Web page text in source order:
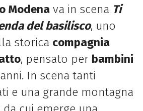
Modenava in scena Ti
del basilisco, uno
storica compagnia
, pensato per bambini
In scena tanti
e una grande montagna